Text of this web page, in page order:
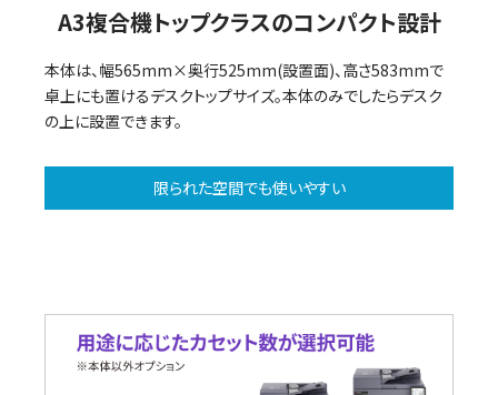
A3複合機トップクラスのコンパクト設計
本体は、幅565mm×奥行525mm(設置面)、高さ583mmで
卓上にも置けるデスクトップサイズ。本体のみでしたらデスク
の上に設置できます。
限られた空間でも使いやすい